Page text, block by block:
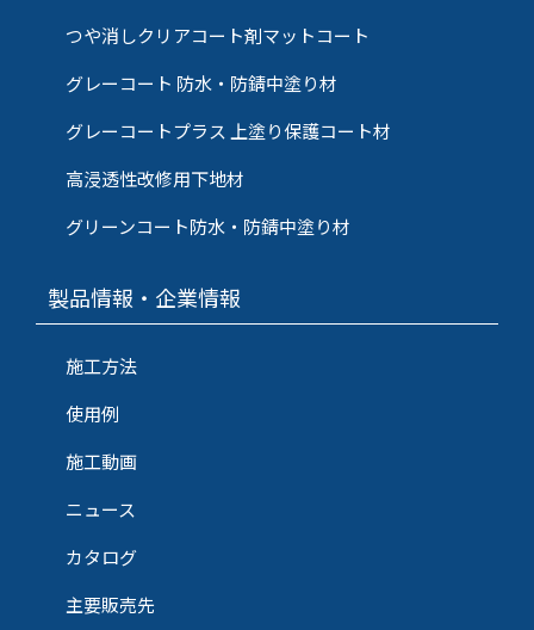
つや消しクリアコート剤マットコート
グレーコート 防水・防錆中塗り材
グレーコートプラス 上塗り保護コート材
高浸透性改修用下地材
グリーンコート防水・防錆中塗り材
製品情報・企業情報
施工方法
使用例
施工動画
ニュース
カタログ
主要販売先